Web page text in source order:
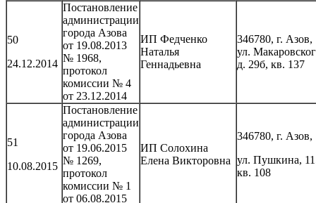
50
24.12.2014
Постановление
администрации
города Азова
от 19.08.2013
№ 1968,
протокол
комиссии № 4
от 23.12.2014
ИП Федченко
Наталья
Геннадьевна
346780, г. Азов,
ул.
д. 29б, кв. 137
51
10.08.2015
Постановление
администрации
города Азова
от 19.06.2015
№ 1269,
протокол
комиссии № 1
от 06.08.2015
ИП Солохина
Елена Викторовна
346780, г. Азов,
ул. Пушкина,
кв. 108